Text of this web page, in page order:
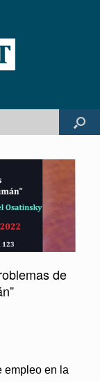
de
empleo en la